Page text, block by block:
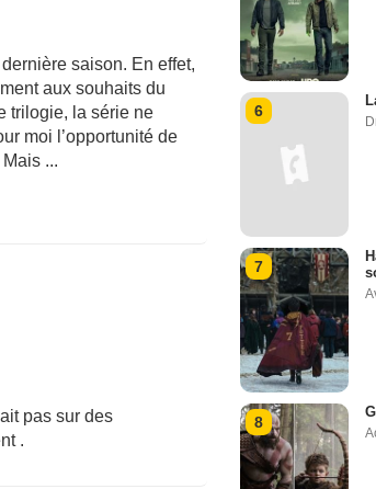
saison. En effet,
aux souhaits du
trilogie, la série ne
moi l’opportunité de
...
pas sur des
.
6
7
8